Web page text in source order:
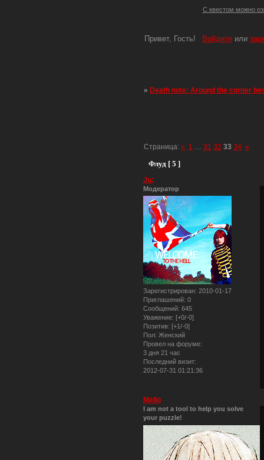
С квестом можно
Привет, Гость! Войдитеили
»Death note: Around the corner
Флуд [ 5 ]
Страница:« 1 31 32 33 34 »
Ju;
Модератор
Зарегистрирован: 2010-01-17
Приглашений: 0
Сообщений: 645
Уважение: [+0/-0]
Позитив: [+1/-0]
Пол: Женский
Провел на форуме:
3 дня 21 час
Последний визит:
2012-07-31 01:21:36
Mello
I am not a tool to help you solve
your puzzle!